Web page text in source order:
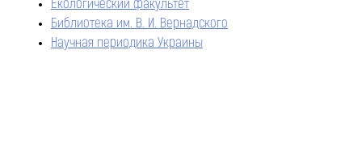
Екологический факультет
Библиотека им. В. И. Вернадского
Научная периодика Украины